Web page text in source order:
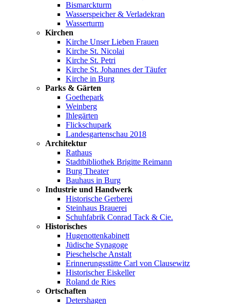
Bismarckturm
Wasserspeicher & Verladekran
Wasserturm
Kirchen
Kirche Unser Lieben Frauen
Kirche St. Nicolai
Kirche St. Petri
Kirche St. Johannes der Täufer
Kirche in Burg
Parks & Gärten
Goethepark
Weinberg
Ihlegärten
Flickschupark
Landesgartenschau 2018
Architektur
Rathaus
Stadtbibliothek Brigitte Reimann
Burg Theater
Bauhaus in Burg
Industrie und Handwerk
Historische Gerberei
Steinhaus Brauerei
Schuhfabrik Conrad Tack & Cie.
Historisches
Hugenottenkabinett
Jüdische Synagoge
Pieschelsche Anstalt
Erinnerungsstätte Carl von Clausewitz
Historischer Eiskeller
Roland de Ries
Ortschaften
Detershagen